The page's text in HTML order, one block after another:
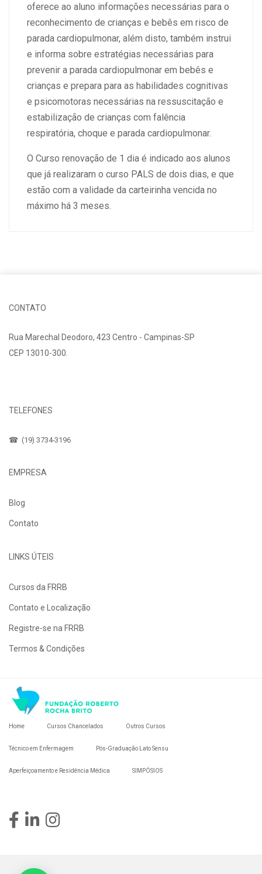
oferece ao aluno informações necessárias para o
reconhecimento de crianças e bebês em risco de
parada cardiopulmonar, além disto, também instrui
e informa sobre estratégias necessárias para
prevenir a parada cardiopulmonar em bebês e
crianças e prepara para as habilidades cognitivas
e psicomotoras necessárias na ressuscitação e
estabilização de crianças com falência
respiratória, choque e parada cardiopulmonar.
O Curso renovação de 1 dia é indicado aos alunos
que já realizaram o curso PALS de dois dias, e que
estão com a validade da carteirinha vencida no
máximo há 3 meses.
CONTATO
Rua Marechal Deodoro, 423 Centro - Campinas-SP
CEP 13010-300.
TELEFONES
☎ (19) 3734-3196
EMPRESA
Blog
Contato
LINKS ÚTEIS
Cursos da FRRB
Contato e Localização
Registre-se na FRRB
Termos & Condições
Home Cursos Chancelados Outros Cursos
Técnico em Enfermagem Pós-Graduação Lato Sensu
Aperfeiçoamento e Residência Médica SIMPÓSIOS